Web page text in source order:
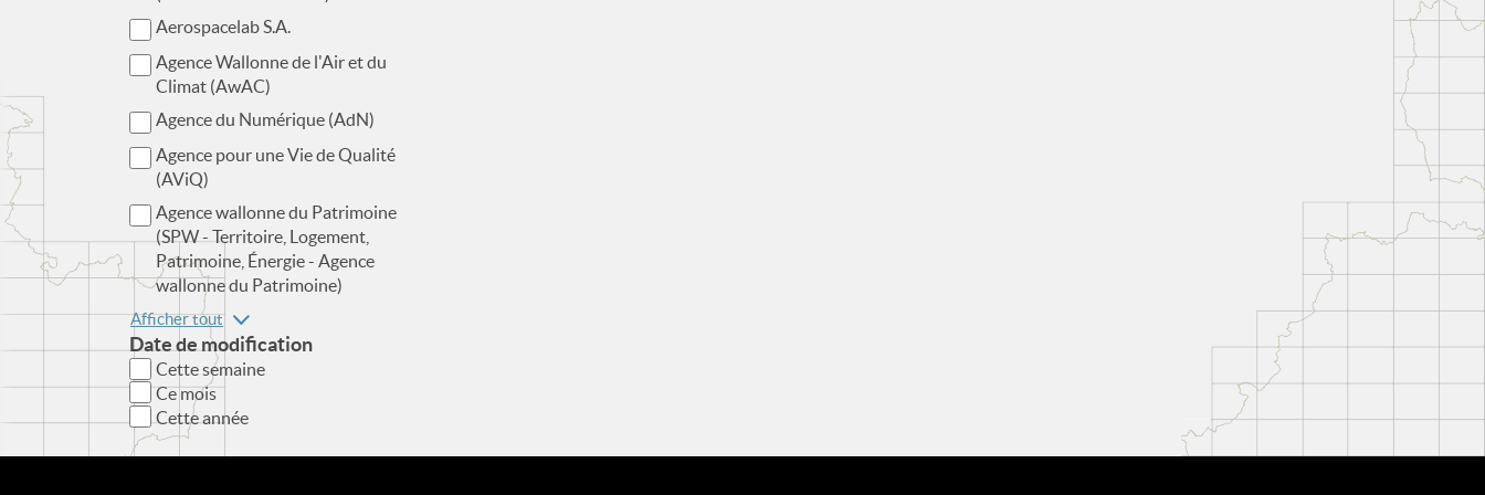
Aerospacelab S.A.
Agence Wallonne de l'Air et du
Climat (AwAC)
Agence du Numérique (AdN)
Agence pour une Vie de Qualité
(AViQ)
Agence wallonne du Patrimoine
(SPW - Territoire, Logement,
Patrimoine, Énergie - Agence
wallonne du Patrimoine)
Afficher tout
Date de modification
Cette semaine
Ce mois
Cette année